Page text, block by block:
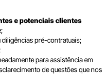
e potenciais clientes
pré-contratuais;
para assistência em
de questões que nos